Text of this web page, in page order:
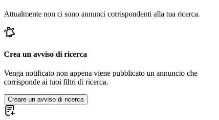
Attualmente non ci sono annunci corrispondenti alla tua ricerca.
Crea un avviso di ricerca
Venga notificato non appena viene pubblicato un annuncio che
corrisponde ai tuoi filtri di ricerca.
Creare un avviso di ricerca